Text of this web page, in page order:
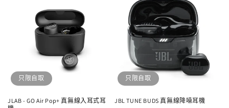
只限自取
JLAB - GO Air Pop+ 真無線入耳式耳
只限自取
JBL TUNE BUDS 真無線降噪耳機